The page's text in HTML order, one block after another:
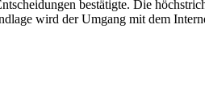
bestätigte. Die
wird der Umgang mit dem